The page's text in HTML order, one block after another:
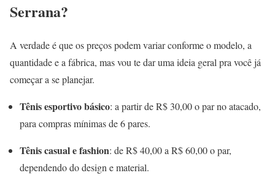
Serrana?
A verdade é que os preços podem variar conforme o modelo, a
quantidade e a fábrica, mas vou te dar uma ideia geral pra você já
começar a se planejar.
Tênis esportivo básico: a partir de R$ 30,00 o par no atacado,
para compras mínimas de 6 pares.
Tênis casual e fashion: de R$ 40,00 a R$ 60,00 o par,
dependendo do design e material.